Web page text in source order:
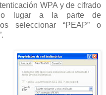
WPA y de cifrado
lugar a la parte de
seleccionar “PEAP” o